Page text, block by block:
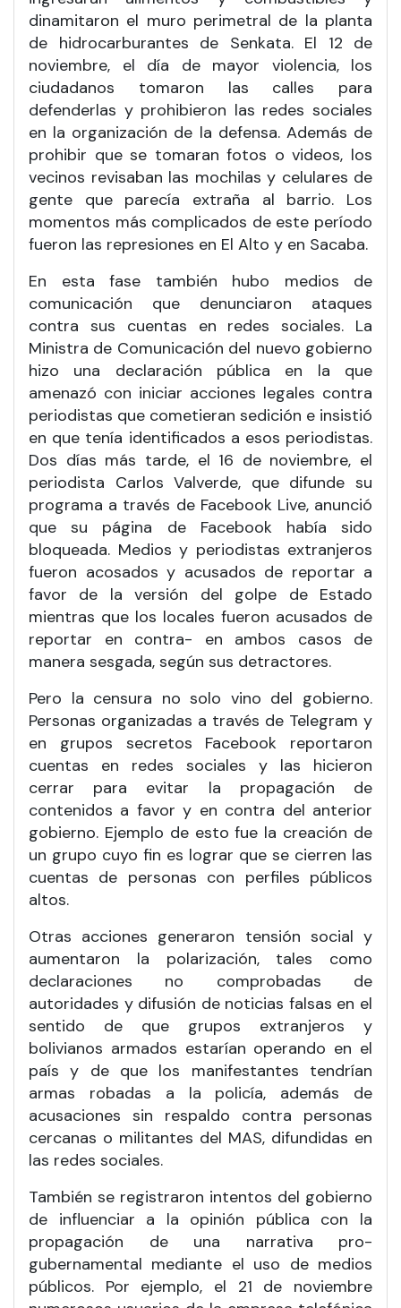
dinamitaron el muro perimetral de la planta
de hidrocarburantes de Senkata. El 12 de
noviembre, el día de mayor violencia, los
ciudadanos tomaron las calles para
defenderlas y prohibieron las redes sociales
en la organización de la defensa. Además de
prohibir que se tomaran fotos o videos, los
vecinos revisaban las mochilas y celulares de
gente que parecía extraña al barrio. Los
momentos más complicados de este período
fueron las represiones en El Alto y en Sacaba.
En esta fase también hubo medios de
comunicación que denunciaron ataques
contra sus cuentas en redes sociales. La
Ministra de Comunicación del nuevo gobierno
hizo una declaración pública en la que
amenazó con iniciar acciones legales contra
periodistas que cometieran sedición e insistió
en que tenía identificados a esos periodistas.
Dos días más tarde, el 16 de noviembre, el
periodista Carlos Valverde, que difunde su
programa a través de Facebook Live, anunció
que su página de Facebook había sido
bloqueada. Medios y periodistas extranjeros
fueron acosados y acusados de reportar a
favor de la versión del golpe de Estado
mientras que los locales fueron acusados de
reportar en contra- en ambos casos de
manera sesgada, según sus detractores.
Pero la censura no solo vino del gobierno.
Personas organizadas a través de Telegram y
en grupos secretos Facebook reportaron
cuentas en redes sociales y las hicieron
cerrar para evitar la propagación de
contenidos a favor y en contra del anterior
gobierno. Ejemplo de esto fue la creación de
un grupo cuyo fin es lograr que se cierren las
cuentas de personas con perfiles públicos
altos.
Otras acciones generaron tensión social y
aumentaron la polarización, tales como
declaraciones no comprobadas de
autoridades y difusión de noticias falsas en el
sentido de que grupos extranjeros y
bolivianos armados estarían operando en el
país y de que los manifestantes tendrían
armas robadas a la policía, además de
acusaciones sin respaldo contra personas
cercanas o militantes del MAS, difundidas en
las redes sociales.
También se registraron intentos del gobierno
de influenciar a la opinión pública con la
propagación de una narrativa pro-
gubernamental mediante el uso de medios
públicos. Por ejemplo, el 21 de noviembre